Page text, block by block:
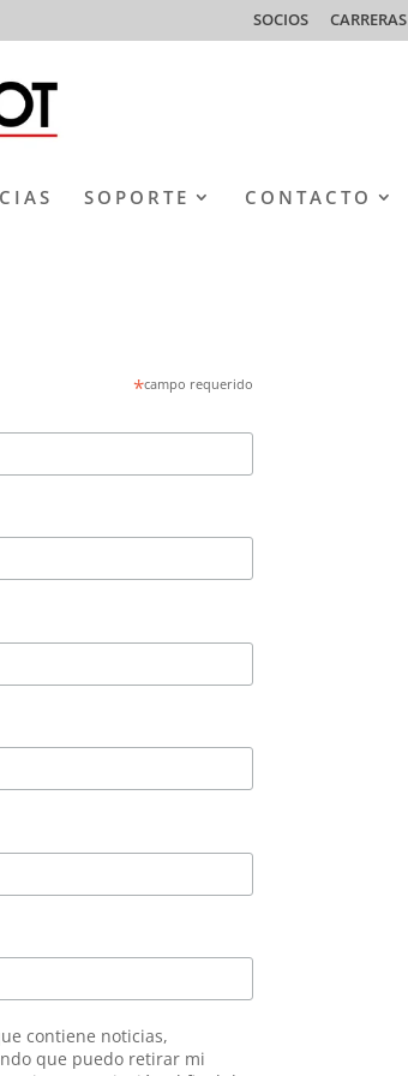
SOCIOS CARRERAS
SOPORTE CONTACTO
*campo requerido
contiene noticias,
que puedo retirar mi